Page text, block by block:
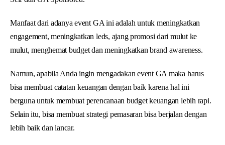
Manfaat dari adanya event GA ini adalah untuk meningkatkan
engagement, meningkatkan leds, ajang promosi dari mulut ke
mulut, menghemat budget dan meningkatkan brand awareness.
Namun, apabila Anda ingin mengadakan event GA maka harus
bisa membuat catatan keuangan dengan baik karena hal ini
berguna untuk membuat perencanaan budget keuangan lebih rapi.
Selain itu, bisa membuat strategi pemasaran bisa berjalan dengan
lebih baik dan lancar.